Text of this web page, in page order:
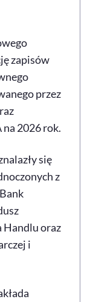
zapisów
przez
2026 rok.
się
z
Handlu oraz
i